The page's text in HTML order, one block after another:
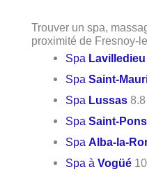
Trouver un spa,
proximité de Fresnoy-
Spa Lavilledieu
SpaSaint-
Spa Lussas
SpaSaint-Pons
SpaAlba-la-
Spa àVogüé